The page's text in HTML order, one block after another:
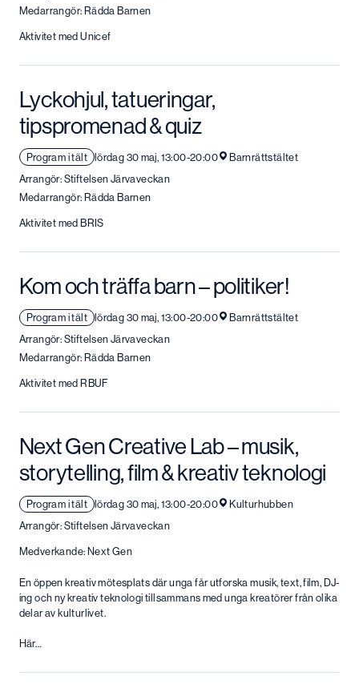
Medarrangör: Rädda Barnen
Aktivitet med Unicef
Lyckohjul, tatueringar,
tipspromenad & quiz
Program i tält lördag 30 maj, 13:00-20:00
Barnrättstältet
Arrangör: Stiftelsen Järvaveckan
Medarrangör: Rädda Barnen
Aktivitet med BRIS
Kom och träffa barn – politiker!
Program i tält lördag 30 maj, 13:00-20:00
Barnrättstältet
Arrangör: Stiftelsen Järvaveckan
Medarrangör: Rädda Barnen
Aktivitet med RBUF
Next Gen Creative Lab – musik,
storytelling, film & kreativ teknologi
Program i tält lördag 30 maj, 13:00-20:00
Kulturhubben
Arrangör: Stiftelsen Järvaveckan
Medverkande: Next Gen
En öppen kreativ mötesplats där unga får utforska musik, text, film, DJ-
ing och ny kreativ teknologi tillsammans med unga kreatörer från olika
delar av kulturlivet.
Här…